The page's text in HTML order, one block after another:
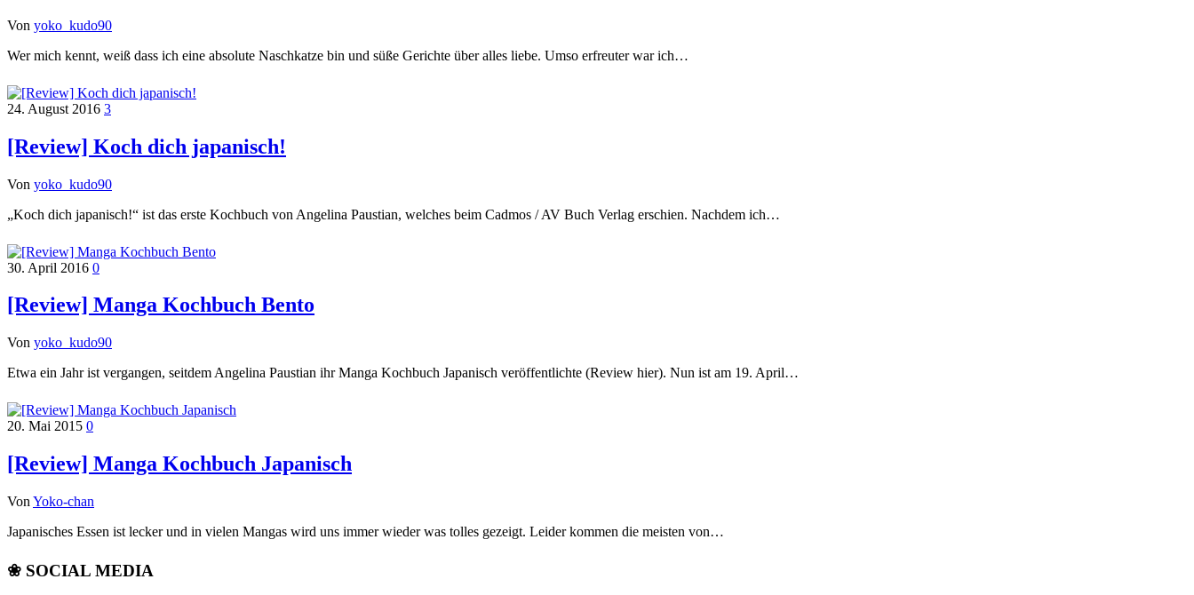
Von yoko_kudo90
Wer mich kennt, weiß dass ich eine absolute Naschkatze bin und süße Gerichte über alles liebe. Umso erfreuter war ich…
24. August 2016 3
[Review] Koch dich japanisch!
Von yoko_kudo90
„Koch dich japanisch!“ ist das erste Kochbuch von Angelina Paustian, welches beim Cadmos / AV Buch Verlag erschien. Nachdem ich…
30. April 2016 0
[Review] Manga Kochbuch Bento
Von yoko_kudo90
Etwa ein Jahr ist vergangen, seitdem Angelina Paustian ihr Manga Kochbuch Japanisch veröffentlichte (Review hier). Nun ist am 19. April…
20. Mai 2015 0
[Review] Manga Kochbuch Japanisch
Von Yoko-chan
Japanisches Essen ist lecker und in vielen Mangas wird uns immer wieder was tolles gezeigt. Leider kommen die meisten von…
❀ SOCIAL MEDIA